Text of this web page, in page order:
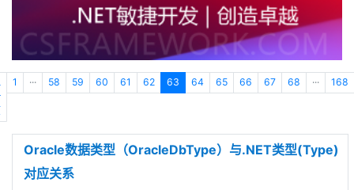
1 ··· 58 59 60 61 62 63 64 65 66 67 68 ··· 168
Oracle数据类型（OracleDbType）与.NET类型(Type)
对应关系